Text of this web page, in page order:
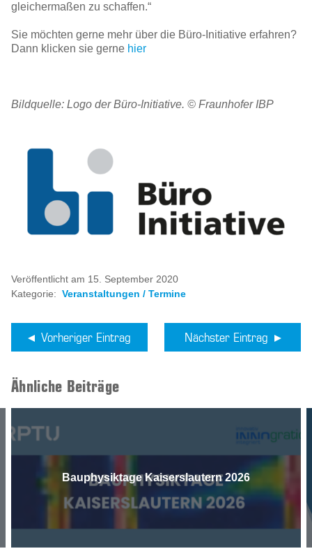
gleichermaßen zu schaffen.“
Sie möchten gerne mehr über die Büro-Initiative erfahren?
Dann klicken sie gerne hier
Bildquelle: Logo der Büro-Initiative. © Fraunhofer IBP
Veröffentlicht am 15. September 2020
Kategorie: Veranstaltungen / Termine
Vorheriger Eintrag Nächster Eintrag
Ähnliche Beiträge
Bauphysiktage Kaiserslautern 2026